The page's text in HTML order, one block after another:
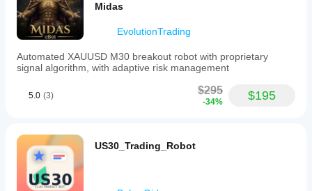
- Il punteggio totale deve superare il punteggio minimo
richiesto
- Entrambe le condizioni devono essere soddisfatte per
l'ingresso nel trade
Esempio pratico:
Filtro 1: Trend PMAX (1,0, Obbligatorio) ✓
Filtro 2: Livello RSI (0,8, Facoltativo) ✓
Filtro 3: Volume (0,6, Facoltativo) ✗
Midas
EvolutionTrading
Automated XAUUSD M30 breakout robot with proprietary
signal algorithm, with adaptive risk management
5.0 (3) $295
-34% $195
US30_Trading_Robot